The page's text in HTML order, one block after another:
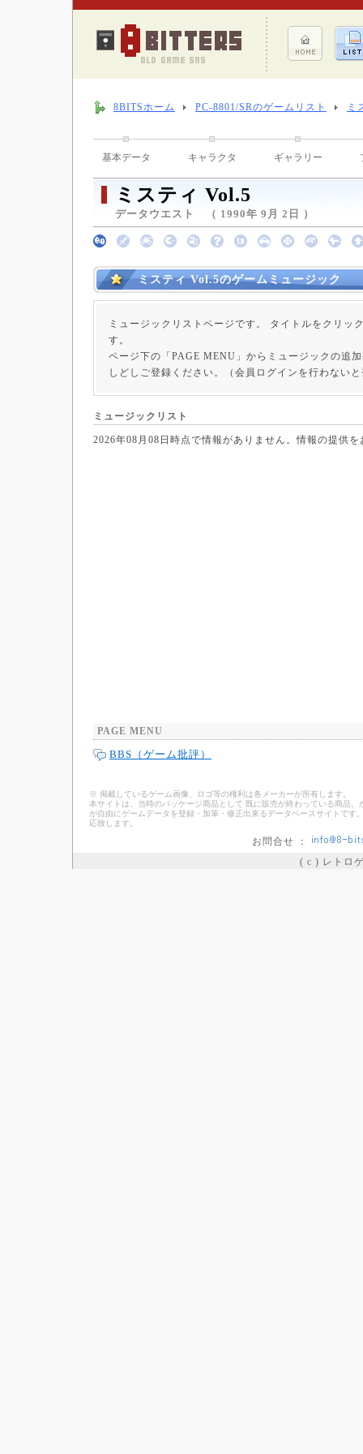
8BITSホーム PC-8801/SRのゲームリスト ミ
基本データ キャラクタ ギャラリー
ミスティ Vol.5
データウエスト （ 1990年 9月 2日 ）
ミスティ Vol.5のゲームミュージック
ミュージックリストページです。 タイトルをクリッ
す。
ページ下の「PAGE MENU」からミュージックの追
しどしご登録ください。（会員ログインを行わない
ミュージックリスト
2026年08月08日時点で情報がありません。情報の提供
PAGE MENU
BBS（ゲーム批評）
※ 掲載しているゲーム画像、ロゴ等の権利は各メーカーが所有します。
本サイトは、当時のパッケージ商品として 既に販売が終わっている商品
が自由にゲームデータを登録・加筆・修正出来るデータベースサイトで
応致します。
お問合せ ：
( c ) レトロ